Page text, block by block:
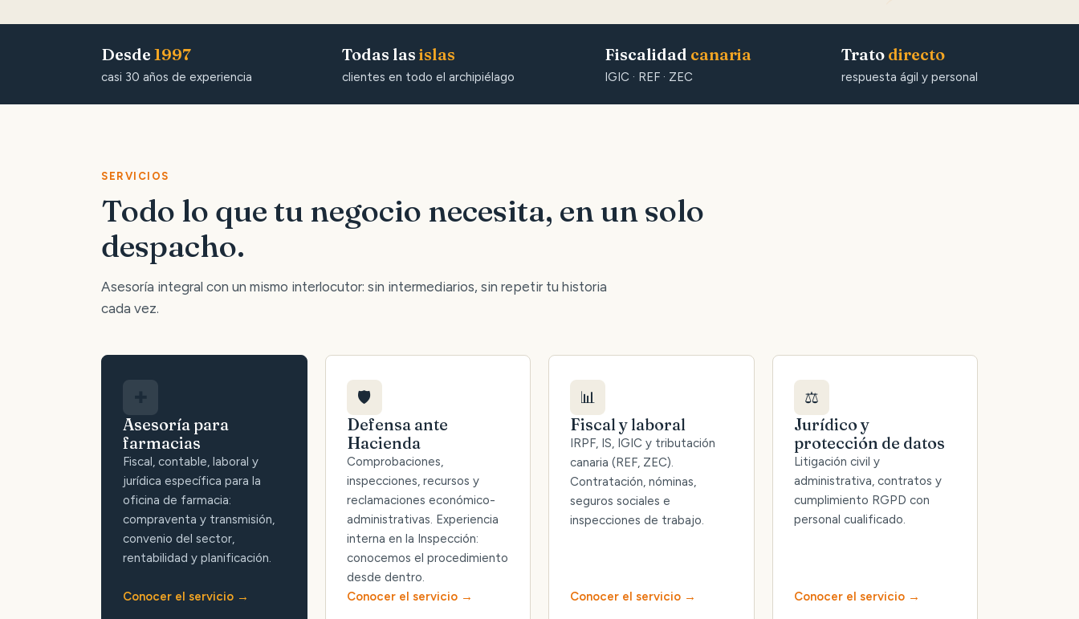
Desde 1997
casi 30 años de experiencia
Todas las islas
clientes en todo el archipiélago
Fiscalidad canaria
IGIC · REF · ZEC
Trato directo
respuesta ágil y personal
SERVICIOS
Todo lo que tu negocio necesita, en un solo
despacho.
Asesoría integral con un mismo interlocutor: sin intermediarios, sin repetir tu historia
cada vez.
Asesoría para
farmacias
Fiscal, contable, laboral y
jurídica específica para la
oficina de farmacia:
compraventa y transmisión,
convenio del sector,
rentabilidad y planificación.
Conocer el servicio
🛡️
Defensa ante
Hacienda
Comprobaciones,
inspecciones, recursos y
reclamaciones económico-
administrativas. Experiencia
interna en la Inspección:
conocemos el procedimiento
desde dentro.
Conocer el servicio
📊
Fiscal y laboral
IRPF, IS, IGIC y tributación
canaria (REF, ZEC).
Contratación, nóminas,
seguros sociales e
inspecciones de trabajo.
Conocer el servicio
⚖️
Jurídico y
protección de datos
Litigación civil y
administrativa, contratos y
cumplimiento RGPD con
personal cualificado.
Conocer el servicio